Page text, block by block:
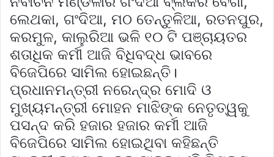
ଲେଥକା, ଗଂଦିଆ, ମଠ ତେନ୍ତୁଳିଆ, ରତନପୁର,
କରମୁଳ, କାଲୁରିଆ ଭଳି ୧୦ ଟି ପଞ୍ଚାୟତର
ଶତାଧିକ କର୍ମୀ ଆଜି ବିଧିବଦ୍ଧ ଭାବରେ
ବିଜେପିରେ ସାମିଲ ହୋଇଛନ୍ତି।
ପ୍ରଧାନମନ୍ତ୍ରୀ ନରେନ୍ଦ୍ର ମୋଦି ଓ
ମୁଖ୍ୟମନ୍ତ୍ରୀ ମୋହନ ମାଝିଙ୍କ ନେତୃତ୍ୱକୁ
ପସନ୍ଦ କରି ହଜାର ହଜାର କର୍ମୀ ଆଜି
ବିଜେପିରେ ସାମିଲ ହୋଇଥିବା କହିଛନ୍ତି